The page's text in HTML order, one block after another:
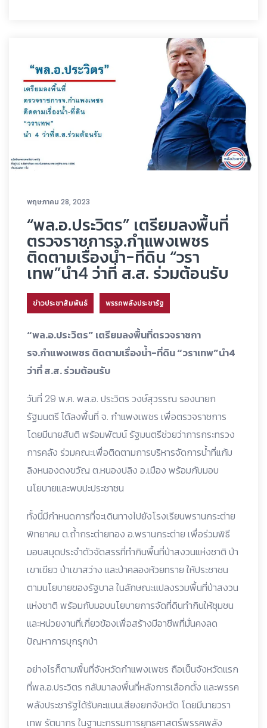
พฤษภาคม 28, 2023
“พล.อ.ประวิตร” เตรียมลงพื้นที่
ตรวจราชการจ.กำแพงเพชร
ติดตามเรื่องน้ำ-ที่ดิน “วรา
เทพ”นำ4 ว่าที่ ส.ส. ร่วมต้อนรับ
ข่าวประชาสัมพันธ์ พรรคพลังประชารัฐ
“พล.อ.ประวิตร” เตรียมลงพื้นที่ตรวจราชกา
รจ.กำแพงเพชร ติดตามเรื่องน้ำ-ที่ดิน “วราเทพ”นำ4
ว่าที่ ส.ส. ร่วมต้อนรับ
วันที่ 29 พ.ค. พล.อ. ประวิตร วงษ์สุวรรณ รองนายก
รัฐมนตรี ได้ลงพื้นที่ จ. กำแพงเพชร เพื่อตรวจราชการ
โดยมีนายสันติ พร้อมพัฒน์ รัฐมนตรีช่วยว่าการกระทรวง
การคลัง ร่วมคณะเพื่อติดตามการบริหารจัดการน้ำที่แก้ม
ลิงหนองดงขวัญ ต.หนองปลิง อ.เมือง พร้อมกับมอบ
นโยบายและพบปะประชาชน
ทั้งนี้มีกำหนดการที่จะเดินทางไปยังโรงเรียนพรานกระต่าย
พิทยาคม ต.ถ้ำกระต่ายทอง อ.พรานกระต่าย เพื่อร่วมพิธี
มอบสมุดประจำตัวจัดสรรที่ทำกินพื้นที่ป่าสงวนแห่งชาติ ป่า
เขาเขียว ป่าเขาสว่าง และป่าคลองห้วยทราย ให้ประชาชน
ตามนโยบายของรัฐบาล ในลักษณะแปลงรวมพื้นที่ป่าสงวน
แห่งชาติ พร้อมกับมอบนโยบายการจัดที่ดินทำกินให้ชุมชน
และหน่วยงานที่เกี่ยวข้องเพื่อสร้างมีอาชีพที่มั่นคงลด
ปัญหาการบุกรุกป่า
อย่างไรก็ตามพื้นที่จังหวัดกำแพงเพชร ถือเป็นจังหวัดแรก
ที่พล.อ.ประวิตร กลับมาลงพื้นที่หลังการเลือกตั้ง และพรรค
พลังประชารัฐได้รับคะแนนเสียงยกจังหวัด โดยมีนายวรา
เทพ รัตนากร ในฐานะกรรมการยุทธศาสตร์พรรคพลัง